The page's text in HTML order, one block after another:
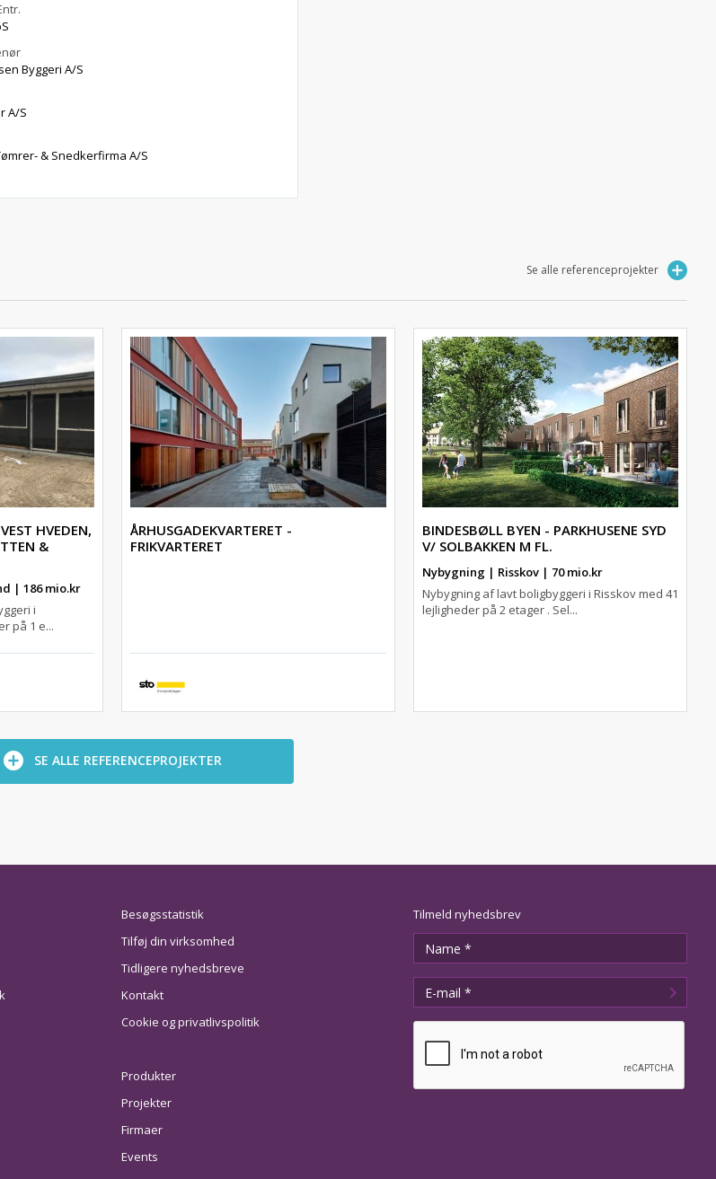
Byggeri A/S
A/S
Jensen Tømrer- & Snedkerfirma A/S
Se alle referenceprojekter
HVEDEN,
&
| 186 mio.kr
i
på 1 e...
ÅRHUSGADEKVARTERET -
FRIKVARTERET
BINDESBØLL BYEN - PARKHUSENE SYD
V/ SOLBAKKEN M FL.
Nybygning | Risskov | 70 mio.kr
Nybygning af lavt boligbyggeri i Risskov med 41
lejligheder på 2 etager . Sel...
SE ALLE REFERENCEPROJEKTER
Besøgsstatistik
Tilføj din virksomhed
Tidligere nyhedsbreve
Kontakt
Cookie og privatlivspolitik
Produkter
Projekter
Firmaer
Events
Tilmeld nyhedsbrev